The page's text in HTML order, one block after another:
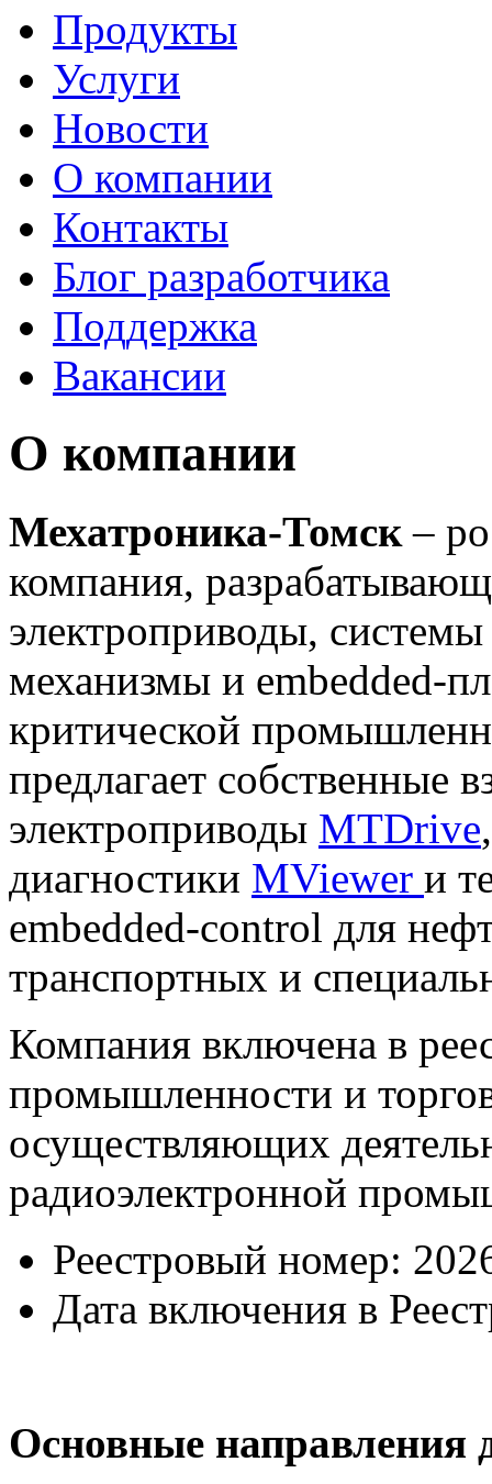
Продукты
Услуги
Новости
О компании
Контакты
Блог разработчика
Поддержка
Вакансии
О компании
Мехатроника-Томск–
компания,
электроприводы,
механизмы и embedded-
критической
предлагает собственные
электроприводы MTDrive
диагностики MViewer и
embedded-control для
транспортных и
Компания включена в
промышленности и
осуществляющих
радиоэлектронной
Реестровый номер:
Дата включения в
Основные направления